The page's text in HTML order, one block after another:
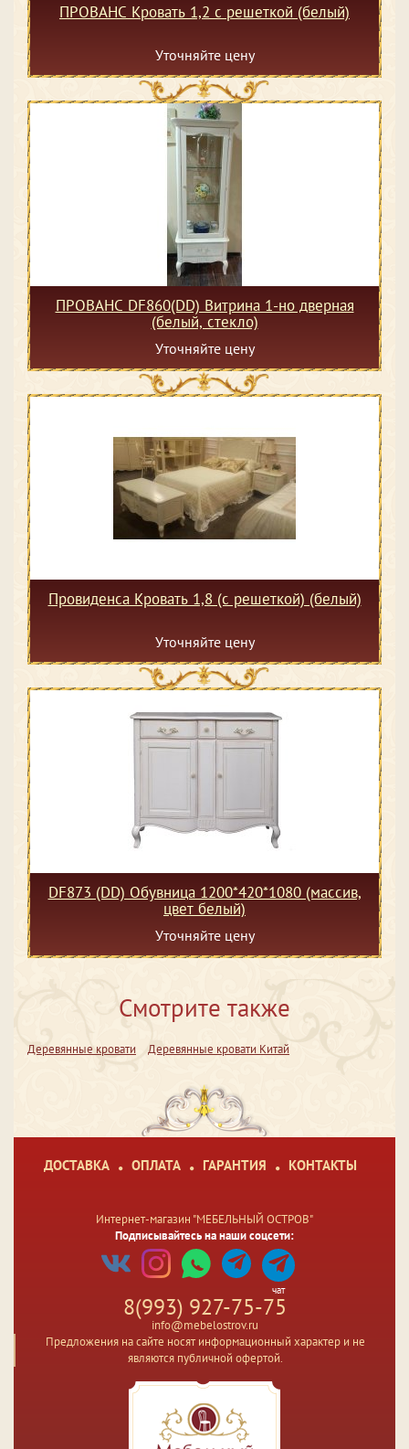
ПРОВАНС Кровать 1,2 с решеткой (белый)
Уточняйте цену
ПРОВАНС DF860(DD) Витрина 1-но дверная
(белый, стекло)
Уточняйте цену
Провиденса Кровать 1,8 (с решеткой) (белый)
Уточняйте цену
DF873 (DD) Обувница 1200*420*1080 (массив,
цвет белый)
Уточняйте цену
Смотрите также
Деревянные кровати Деревянные кровати Китай
ДОСТАВКА ОПЛАТА ГАРАНТИЯ КОНТАКТЫ
Интернет-магазин "МЕБЕЛЬНЫЙ ОСТРОВ"
Подписывайтесь на наши соцсети:
чат
8(993) 927-75-75
info@mebelostrov.ru
Предложения на сайте носят информационный характер и не
являются публичной офертой.